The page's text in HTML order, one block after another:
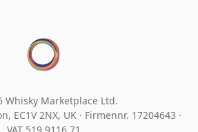
Whisky Marketplace Ltd.
EC1V 2NX, UK · Firmennr. 17204643 ·